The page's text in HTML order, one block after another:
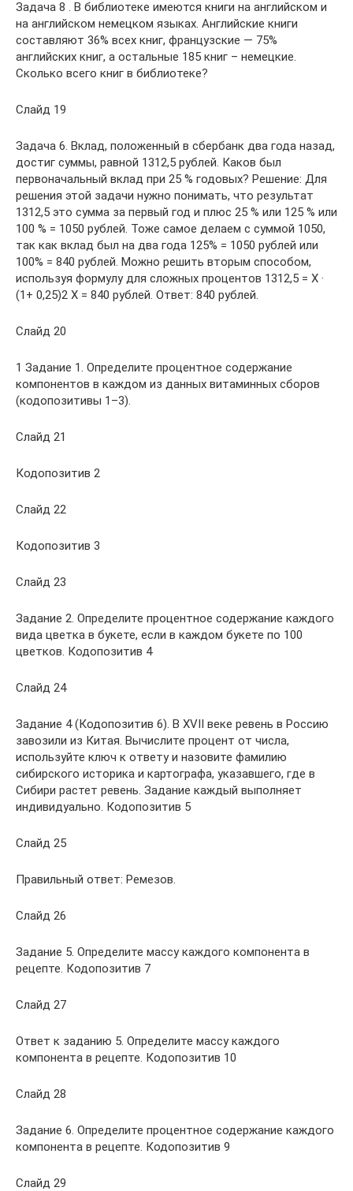
Задача 8 . В библиотеке имеются книги на английском и
на английском немецком языках. Английские книги
составляют 36% всех книг, французские — 75%
английских книг, а остальные 185 книг – немецкие.
Сколько всего книг в библиотеке?
Слайд 19
Задача 6. Вклад, положенный в сбербанк два года назад,
достиг суммы, равной 1312,5 рублей. Каков был
первоначальный вклад при 25 % годовых? Решение: Для
решения этой задачи нужно понимать, что результат
1312,5 это сумма за первый год и плюс 25 % или 125 % или
100 % = 1050 рублей. Тоже самое делаем с суммой 1050,
так как вклад был на два года 125% = 1050 рублей или
100% = 840 рублей. Можно решить вторым способом,
используя формулу для сложных процентов 1312,5 = Х ·
(1+ 0,25)2 Х = 840 рублей. Ответ: 840 рублей.
Слайд 20
1 Задание 1. Определите процентное содержание
компонентов в каждом из данных витаминных сборов
(кодопозитивы 1–3).
Слайд 21
Кодопозитив 2
Слайд 22
Кодопозитив 3
Слайд 23
Задание 2. Определите процентное содержание каждого
вида цветка в букете, если в каждом букете по 100
цветков. Кодопозитив 4
Слайд 24
Задание 4 (Кодопозитив 6). В XVII веке ревень в Россию
завозили из Китая. Вычислите процент от числа,
используйте ключ к ответу и назовите фамилию
сибирского историка и картографа, указавшего, где в
Сибири растет ревень. Задание каждый выполняет
индивидуально. Кодопозитив 5
Слайд 25
Правильный ответ: Ремезов.
Слайд 26
Задание 5. Определите массу каждого компонента в
рецепте. Кодопозитив 7
Слайд 27
Ответ к заданию 5. Определите массу каждого
компонента в рецепте. Кодопозитив 10
Слайд 28
Задание 6. Определите процентное содержание каждого
компонента в рецепте. Кодопозитив 9
Слайд 29